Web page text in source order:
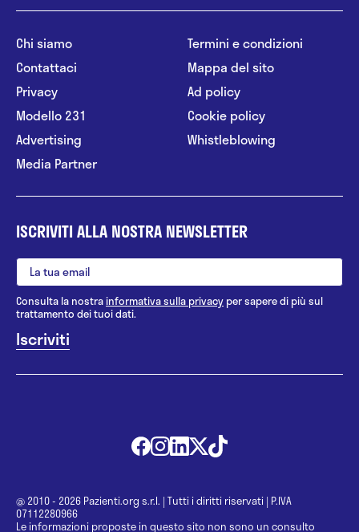
Chi siamo
Contattaci
Privacy
Modello 231
Advertising
Media Partner
Termini e condizioni
Mappa del sito
Ad policy
Cookie policy
Whistleblowing
ISCRIVITI ALLA NOSTRA NEWSLETTER
Consulta la nostrainformativa sulla privacy per sapere di più sul
trattamento dei tuoi dati.
@ 2010 - 2026 Pazienti.org s.r.l. | Tutti i diritti riservati | P.IVA
07112280966
Le informazioni proposte in questo sito non sono un consulto